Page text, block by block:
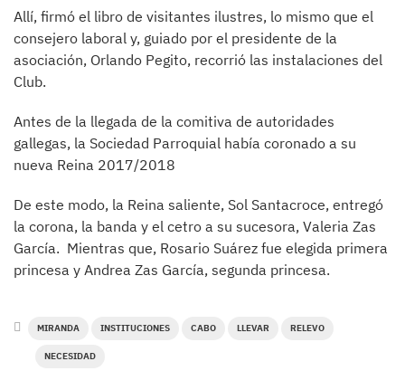
Allí, firmó el libro de visitantes ilustres, lo mismo que el
consejero laboral y, guiado por el presidente de la
asociación, Orlando Pegito, recorrió las instalaciones del
Club.
Antes de la llegada de la comitiva de autoridades
gallegas, la Sociedad Parroquial había coronado a su
nueva Reina 2017/2018
De este modo, la Reina saliente, Sol Santacroce, entregó
la corona, la banda y el cetro a su sucesora, Valeria Zas
García. Mientras que, Rosario Suárez fue elegida primera
princesa y Andrea Zas García, segunda princesa.
MIRANDA INSTITUCIONES CABO LLEVAR RELEVO
NECESIDAD